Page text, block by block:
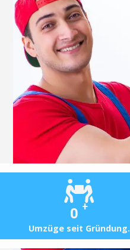
0 +
Umzüge seit Gründung.